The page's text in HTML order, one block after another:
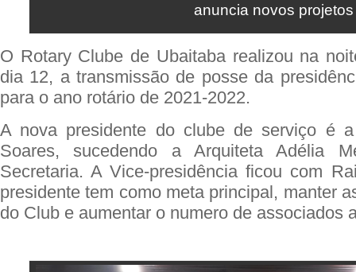
anuncia novos projetos
O Rotary Clube de Ubaitaba realizou na
dia 12, a transmissão de posse da
para o ano rotário de 2021-2022.
A nova presidente do clube de serviço é
Soares, sucedendo a Arquiteta Adélia
Secretaria. A Vice-presidência ficou com
presidente tem como meta principal, manter
do Club e aumentar o numero de associados